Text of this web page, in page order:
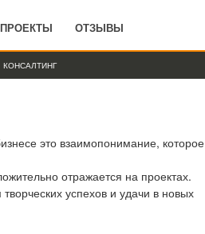
ОТЗЫВЫ
КОНСАЛТИНГ
это взаимопонимание, которое
отражается на проектах.
успехов и удачи в новых